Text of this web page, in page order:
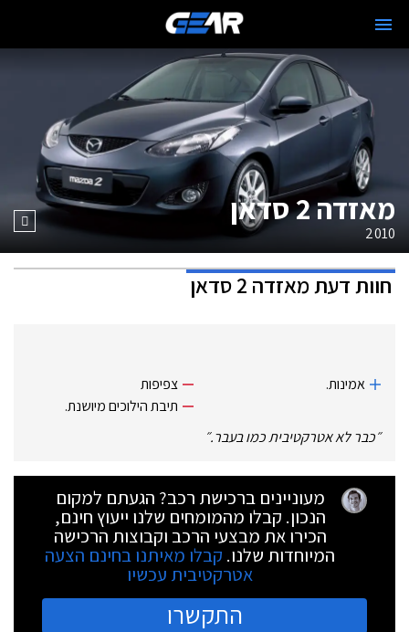
מאזדה 2 סדאן
2010
חוות דעתמאזדה 2 סדאן
אמינות.
צפיפות
תיבת הילוכים מיושנת.
״כבר לא אטרקטיבית כמו בעבר.״
מעוניינים ברכישת רכב? הגעתם למקום
הנכון. קבלו מהמומחים שלנו ייעוץ חינם,
הכירו את מבצעי הרכב וקבוצות הרכישה
המיוחדות שלנו. קבלו מאיתנו בחינם הצעה
אטרקטיבית עכשיו
התקשרו